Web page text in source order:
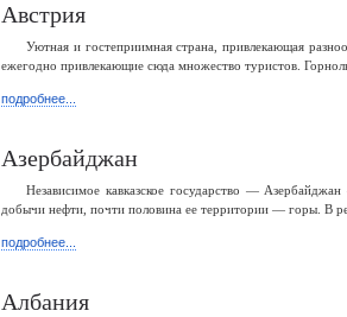
Австрия
Уютная и гостеприимная страна, привлекающая
ежегодно привлекающие сюда множество туристов.
подробнее...
Азербайджан
Независимое кавказское государство —
добычи нефти, почти половина ее территории — горы. В
подробнее...
Албания